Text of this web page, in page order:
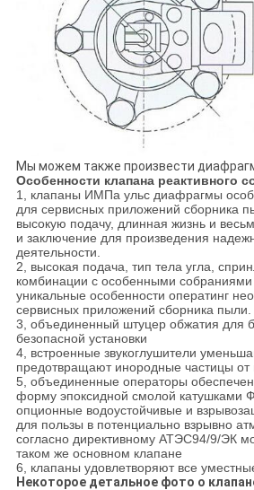
Мы можем также произвести
Особенности клапана реактивного
1, клапаны ИМПа ульс диафрагмы
для сервисных приложений сборника
высокую подачу, длинная жизнь и
и заключение для произведения
деятельности.
2, высокая подача, тип тела угла,
комбинации с особенными
уникальные особенности оператинг
сервисных приложений сборника пыли.
3, объединенный штуцер обжатия для
безопасной установки
4, встроенные звукоглушители
предотвращают инородные частицы от
5, объединенные операторы
форму эпоксидной смолой катушками
опционные водоустойчивые и
для пользы в потенциально взрывно
согласно директивному АТЭС94/9/ЭК
таком же основном клапане
6, клапаны удовлетворяют все
Некоторое детальное фото о